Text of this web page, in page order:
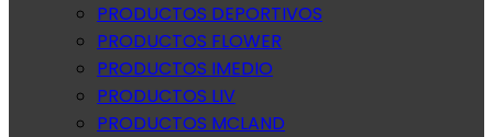
PRODUCTOS DEPORTIVOS
PRODUCTOS FLOWER
PRODUCTOS IMEDIO
PRODUCTOS LIV
PRODUCTOS MCLAND